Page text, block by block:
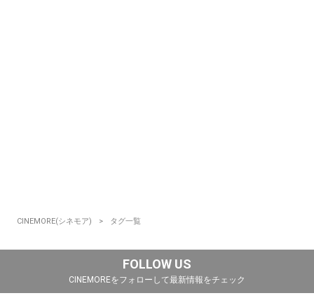
CINEMORE(シネモア) タグ一覧
FOLLOW US
CINEMOREをフォローして最新情報をチェック